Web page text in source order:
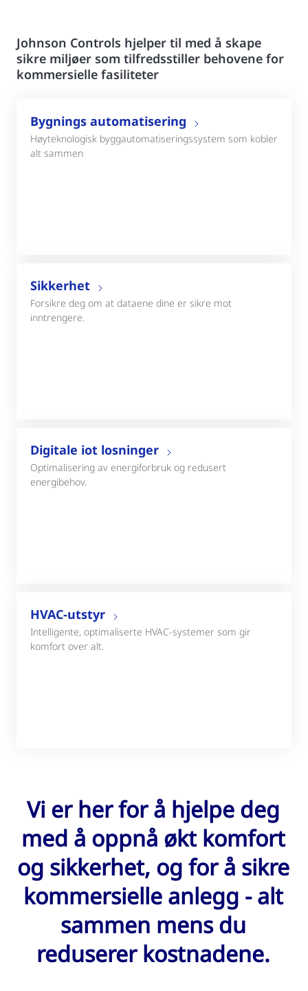
Johnson Controls hjelper til med å skape
sikre miljøer som tilfredsstiller behovene for
kommersielle fasiliteter
Bygnings automatisering
Høyteknologisk byggautomatiseringssystem som kobler
alt sammen
Sikkerhet
Forsikre deg om at dataene dine er sikre mot
inntrengere.
Digitale iot losninger
Optimalisering av energiforbruk og redusert
energibehov.
HVAC-utstyr
Intelligente, optimaliserte HVAC-systemer som gir
komfort over alt.
Vi er her for å hjelpe deg
med å oppnå økt komfort
og sikkerhet, og for å sikre
kommersielle anlegg - alt
sammen mens du
reduserer kostnadene.